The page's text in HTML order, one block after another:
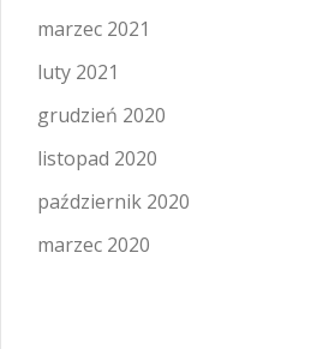
marzec 2021
luty 2021
grudzień 2020
listopad 2020
październik 2020
marzec 2020